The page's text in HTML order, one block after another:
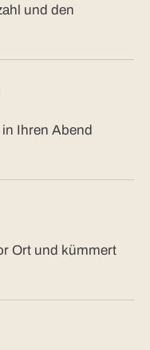
und den
Ihren Abend
Ort und kümmert